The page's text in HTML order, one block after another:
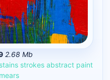
2.68 Mb
stains strokes abstract paint